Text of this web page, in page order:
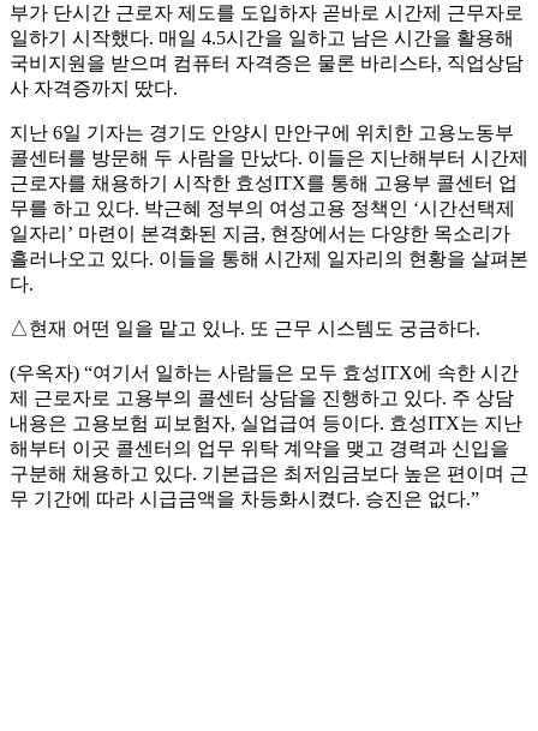
부가 단시간 근로자 제도를 도입하자 곧바로 시간제 근무자로
일하기 시작했다. 매일 4.5시간을 일하고 남은 시간을 활용해
국비지원을 받으며 컴퓨터 자격증은 물론 바리스타, 직업상담
사 자격증까지 땄다.
지난 6일 기자는 경기도 안양시 만안구에 위치한 고용노동부
콜센터를 방문해 두 사람을 만났다. 이들은 지난해부터 시간제
근로자를 채용하기 시작한 효성ITX를 통해 고용부 콜센터 업
무를 하고 있다. 박근혜 정부의 여성고용 정책인 ‘시간선택제
일자리’ 마련이 본격화된 지금, 현장에서는 다양한 목소리가
흘러나오고 있다. 이들을 통해 시간제 일자리의 현황을 살펴본
다.
△현재 어떤 일을 맡고 있나. 또 근무 시스템도 궁금하다.
(우옥자) “여기서 일하는 사람들은 모두 효성ITX에 속한 시간
제 근로자로 고용부의 콜센터 상담을 진행하고 있다. 주 상담
내용은 고용보험 피보험자, 실업급여 등이다. 효성ITX는 지난
해부터 이곳 콜센터의 업무 위탁 계약을 맺고 경력과 신입을
구분해 채용하고 있다. 기본급은 최저임금보다 높은 편이며 근
무 기간에 따라 시급금액을 차등화시켰다. 승진은 없다.”